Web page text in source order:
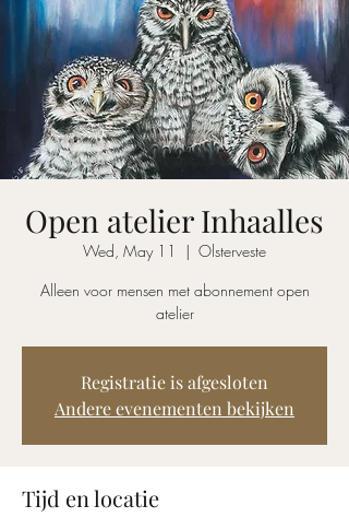
Open atelier Inhaalles
Wed, May 11
  |
Olsterveste
Alleen voor mensen met abonnement open
atelier
Registratie is afgesloten
Andere evenementen bekijken
Tijd en locatie